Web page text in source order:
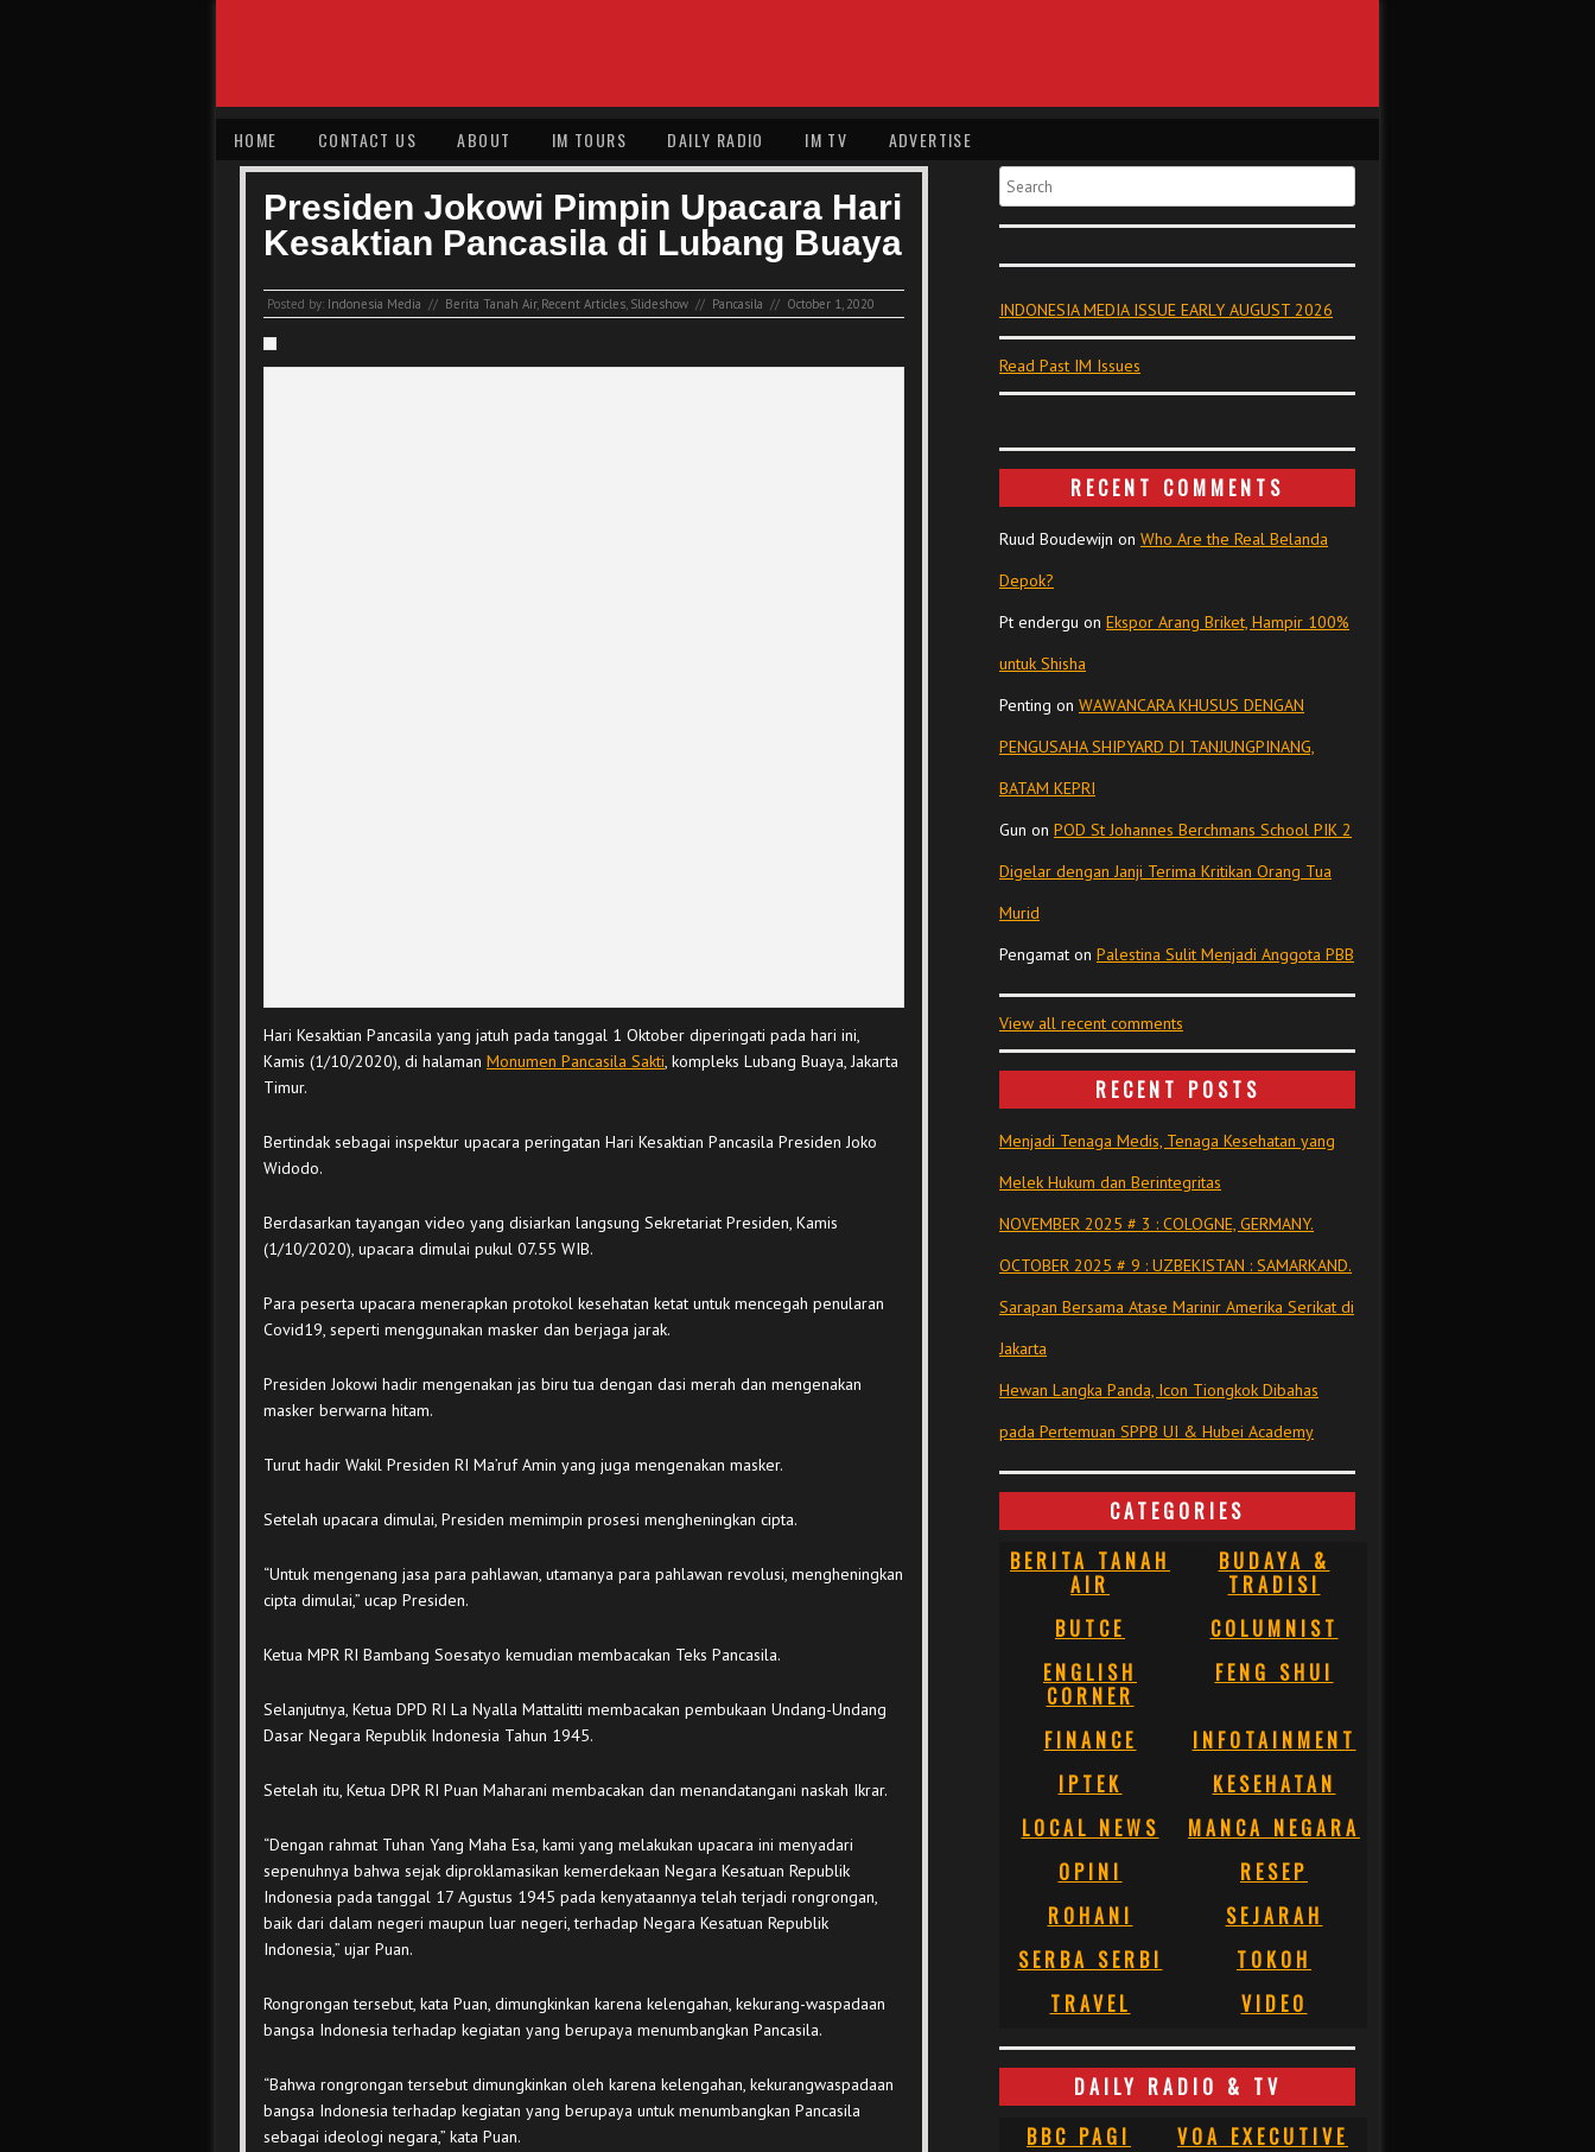
HOME CONTACT US ABOUT IM TOURS DAILY RADIO IM TV ADVERTISE
Presiden Jokowi Pimpin Upacara Hari
Kesaktian Pancasila di Lubang Buaya
Posted by: Indonesia Media // Berita Tanah Air, Recent Articles, Slideshow // Pancasila // October 1, 2020
Hari Kesaktian Pancasila yang jatuh pada tanggal 1 Oktober diperingati pada hari ini,
Kamis (1/10/2020), di halaman Monumen Pancasila Sakti, kompleks Lubang Buaya, Jakarta
Timur.
Bertindak sebagai inspektur upacara peringatan Hari Kesaktian Pancasila Presiden Joko
Widodo.
Berdasarkan tayangan video yang disiarkan langsung Sekretariat Presiden, Kamis
(1/10/2020), upacara dimulai pukul 07.55 WIB.
Para peserta upacara menerapkan protokol kesehatan ketat untuk mencegah penularan
Covid19, seperti menggunakan masker dan berjaga jarak.
Presiden Jokowi hadir mengenakan jas biru tua dengan dasi merah dan mengenakan
masker berwarna hitam.
Turut hadir Wakil Presiden RI Ma’ruf Amin yang juga mengenakan masker.
Setelah upacara dimulai, Presiden memimpin prosesi mengheningkan cipta.
“Untuk mengenang jasa para pahlawan, utamanya para pahlawan revolusi, mengheningkan
cipta dimulai,” ucap Presiden.
Ketua MPR RI Bambang Soesatyo kemudian membacakan Teks Pancasila.
Selanjutnya, Ketua DPD RI La Nyalla Mattalitti membacakan pembukaan Undang-Undang
Dasar Negara Republik Indonesia Tahun 1945.
Setelah itu, Ketua DPR RI Puan Maharani membacakan dan menandatangani naskah Ikrar.
“Dengan rahmat Tuhan Yang Maha Esa, kami yang melakukan upacara ini menyadari
sepenuhnya bahwa sejak diproklamasikan kemerdekaan Negara Kesatuan Republik
Indonesia pada tanggal 17 Agustus 1945 pada kenyataannya telah terjadi rongrongan,
baik dari dalam negeri maupun luar negeri, terhadap Negara Kesatuan Republik
Indonesia,” ujar Puan.
Rongrongan tersebut, kata Puan, dimungkinkan karena kelengahan, kekurang-waspadaan
bangsa Indonesia terhadap kegiatan yang berupaya menumbangkan Pancasila.
“Bahwa rongrongan tersebut dimungkinkan oleh karena kelengahan, kekurangwaspadaan
bangsa Indonesia terhadap kegiatan yang berupaya untuk menumbangkan Pancasila
sebagai ideologi negara,” kata Puan.
Search
INDONESIA MEDIA ISSUE EARLY AUGUST 2026
Read Past IM Issues
RECENT COMMENTS
Ruud Boudewijn on Who Are the Real Belanda
Depok?
Pt endergu on Ekspor Arang Briket, Hampir 100%
untuk Shisha
Penting on WAWANCARA KHUSUS DENGAN
PENGUSAHA SHIPYARD DI TANJUNGPINANG,
BATAM KEPRI
Gun on POD St Johannes Berchmans School PIK 2
Digelar dengan Janji Terima Kritikan Orang Tua
Murid
Pengamat on Palestina Sulit Menjadi Anggota PBB
View all recent comments
RECENT POSTS
Menjadi Tenaga Medis, Tenaga Kesehatan yang
Melek Hukum dan Berintegritas
NOVEMBER 2025 # 3 : COLOGNE, GERMANY.
OCTOBER 2025 # 9 : UZBEKISTAN : SAMARKAND.
Sarapan Bersama Atase Marinir Amerika Serikat di
Jakarta
Hewan Langka Panda, Icon Tiongkok Dibahas
pada Pertemuan SPPB UI & Hubei Academy
CATEGORIES
BERITA TANAH
AIR
BUDAYA &
TRADISI
BUTCE
COLUMNIST
ENGLISH
CORNER
FENG SHUI
FINANCE
INFOTAINMENT
IPTEK
KESEHATAN
LOCAL NEWS
MANCA NEGARA
OPINI
RESEP
ROHANI
SEJARAH
SERBA SERBI
TOKOH
TRAVEL
VIDEO
DAILY RADIO & TV
BBC PAGI
VOA EXECUTIVE